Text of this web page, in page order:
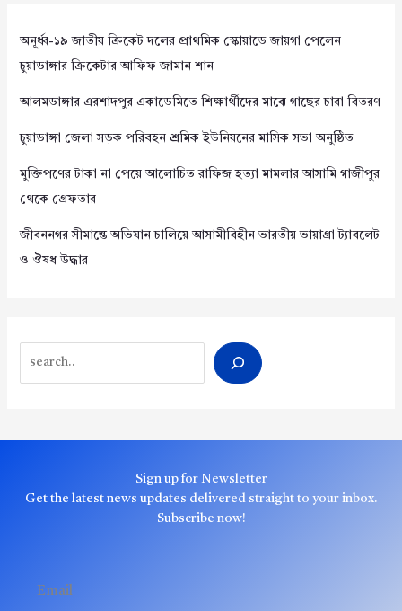
অনূর্ধ্ব-১৯ জাতীয় ক্রিকেট দলের প্রাথমিক স্কোয়াডে জায়গা পেলেন
চুয়াডাঙ্গার ক্রিকেটার আফিফ জামান শান
আলমডাঙ্গার এরশাদপুর একাডেমিতে শিক্ষার্থীদের মাঝে গাছের চারা বিতরণ
চুয়াডাঙ্গা জেলা সড়ক পরিবহন শ্রমিক ইউনিয়নের মাসিক সভা অনুষ্ঠিত
মুক্তিপণের টাকা না পেয়ে আলোচিত রাফিজ হত্যা মামলার আসামি গাজীপুর
থেকে গ্রেফতার
জীবননগর সীমান্তে অভিযান চালিয়ে আসামীবিহীন ভারতীয় ভায়াগ্রা ট্যাবলেট
ও ঔষধ উদ্ধার
Sign up for Newsletter
Get the latest news updates delivered straight to your inbox.
Subscribe now!
Email